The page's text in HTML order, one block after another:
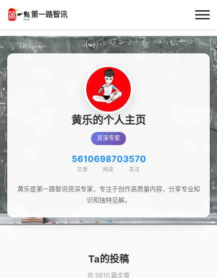
第一路智讯
首页
热门话题
黄乐的个人主页
资深专家
5610
文章
69870
阅读
3570
关注
黄乐是第一路智讯资深专家，专注于创作高质量内容，分享专业知
识和独特见解。
Ta的投稿
共 5610 篇文章